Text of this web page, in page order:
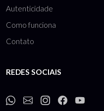
Autenticidade
Como funciona
Contato
REDES SOCIAIS